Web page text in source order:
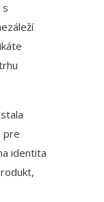
s
pre
identita